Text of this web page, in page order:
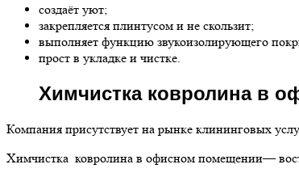
создаёт уют;
закрепляется плинтусом и не скользит;
выполняет функцию звукоизолирующего
прост в укладке и чистке.
Химчистка ковролина в
Компания присутствует на рынке клининговых
Химчистка ковролина в офисном помещении—